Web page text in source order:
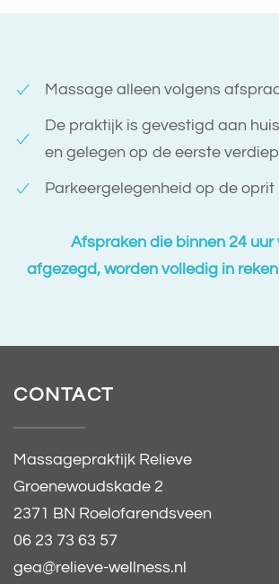
Massage alleen volgens
De praktijk is gevestigd aan huis
en gelegen op de eerste
Parkeergelegenheid op de oprit
Afspraken die binnen 24 uur
afgezegd, worden volledig in
CONTACT
Massagepraktijk Relieve
Groenewoudskade 2
2371 BN Roelofarendsveen
06 23 73 63 57
gea@relieve-wellness.nl